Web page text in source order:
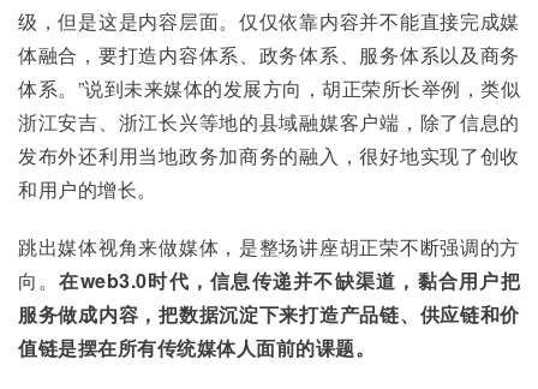
级，但是这是内容层面。仅仅依靠内容并不能直接完成媒
体融合，要打造内容体系、政务体系、服务体系以及商务
体系。”说到未来媒体的发展方向，胡正荣所长举例，类似
浙江安吉、浙江长兴等地的县域融媒客户端，除了信息的
发布外还利用当地政务加商务的融入，很好地实现了创收
和用户的增长。
跳出媒体视角来做媒体，是整场讲座胡正荣不断强调的方
向。在web3.0时代，信息传递并不缺渠道，黏合用户把
服务做成内容，把数据沉淀下来打造产品链、供应链和价
值链是摆在所有传统媒体人面前的课题。